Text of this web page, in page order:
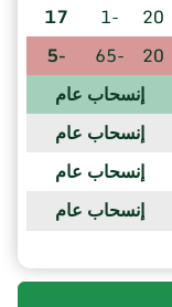
20
-1
17
20
-65
-5
إنسحاب عام
إنسحاب عام
إنسحاب عام
إنسحاب عام